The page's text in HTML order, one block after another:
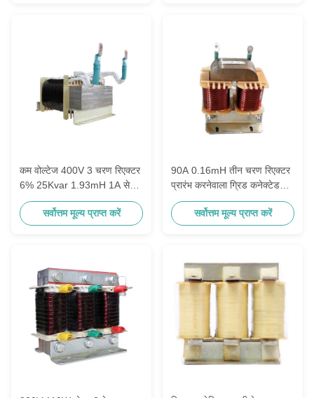
कम वोल्टेज 400V 3 चरण रिएक्टर
6% 25Kvar 1.93mH 1A से
2000A
सर्वोत्तम मूल्य प्राप्त करें
90A 0.16mH तीन चरण रिएक्टर
प्रारंभ करनेवाला ग्रिड कनेक्टेड
इन्वर्टर
सर्वोत्तम मूल्य प्राप्त करें